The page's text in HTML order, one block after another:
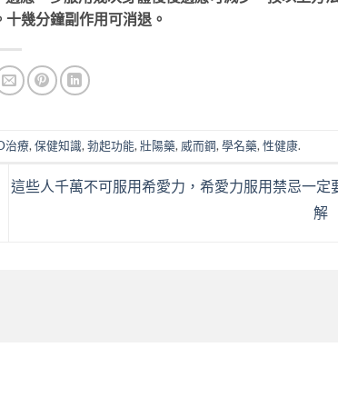
幾分鐘副作用可消退。
治療,保健知識,勃起功能,壯陽藥, 威而鋼,學名藥,性健康.
這些人千萬不可服用希愛力，希愛力服用禁忌一定
解